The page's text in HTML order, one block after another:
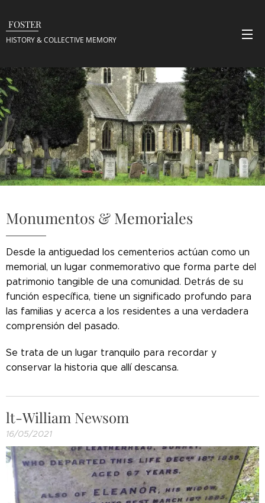
FOSTER
HISTORY & COLLECTIVE MEMORY
Monumentos & Memoriales
Desde la antiguedad los cementerios actúan como un
memorial, un lugar conmemorativo que forma parte del
patrimonio tangible de una comunidad. Detrás de su
función específica, tiene un significado profundo para
las familias y acerca a los residentes a una verdadera
comprensión del pasado.
Se trata de un lugar tranquilo para recordar y
conservar la historia que allí descansa.
lt-William Newsom
16/05/2021